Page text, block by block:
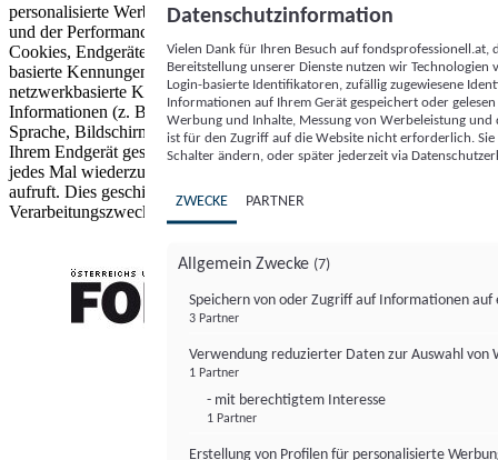
personalisierte Werbung und Inhalte, Messung von Werbeleistung
und der Performance von Inhalten sowie Zielgruppenforschung.
Cookies, Endgeräte- oder ähnliche Online-Kennungen (z. B. login-
basierte Kennungen, zufällig generierte Kennungen,
netzwerkbasierte Kennungen) können zusammen mit anderen
Informationen (z. B. Browsertyp und Browserinformationen,
Sprache, Bildschirmgröße, unterstützte Technologien usw.) auf
Ihrem Endgerät gespeichert oder von dort ausgelesen werden, um es
jedes Mal wiederzuerkennen, wenn es eine App oder einer Webseite
aufruft. Dies geschieht für einen oder mehrere der hier aufgeführten
Verarbeitungszwecke.
Datenschutzinformation
Vielen Dank für Ihren Besuch auf
Bereitstellung unserer Dienste nutzen wir Technologien
Login-basierte Identifikatoren, zufällig zugewiesene
Informationen auf Ihrem Gerät gespeichert oder
Werbung und Inhalte, Messung von Werbeleistung
ist für den Zugriff auf die Website nicht erforderlich.
Schalter ändern, oder später jederzeit via
ZWECKE PARTNER
Allgemein Zwecke (7)
Speichern von oder Zugriff auf Informationen auf
3 Partner
Verwendung reduzierter Daten zur Auswahl von
1 Partner
- mit berechtigtem Interesse
1 Partner
Erstellung von Profilen für personalisierte
FONDS professionell